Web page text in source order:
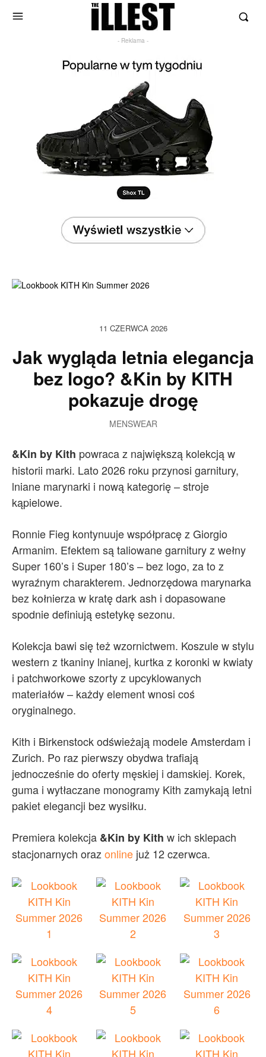
- Reklama -
11 CZERWCA 2026
Jak wygląda letnia elegancja
bez logo? &Kin by KITH
pokazuje drogę
MENSWEAR
&Kin by Kith powraca z największą kolekcją w
historii marki. Lato 2026 roku przynosi garnitury,
lniane marynarki i nową kategorię – stroje
kąpielowe.
Ronnie Fieg kontynuuje współpracę z Giorgio
Armanim. Efektem są taliowane garnitury z wełny
Super 160’s i Super 180’s – bez logo, za to z
wyraźnym charakterem. Jednorzędowa marynarka
bez kołnierza w kratę dark ash i dopasowane
spodnie definiują estetykę sezonu.
Kolekcja bawi się też wzornictwem. Koszule w stylu
western z tkaniny lnianej, kurtka z koronki w kwiaty
i patchworkowe szorty z upcyklowanych
materiałów – każdy element wnosi coś
oryginalnego.
Kith i Birkenstock odświeżają modele Amsterdam i
Zurich. Po raz pierwszy obydwa trafiają
jednocześnie do oferty męskiej i damskiej. Korek,
guma i wytłaczane monogramy Kith zamykają letni
pakiet elegancji bez wysiłku.
Premiera kolekcja &Kin by Kith w ich sklepach
stacjonarnych oraz online już 12 czerwca.